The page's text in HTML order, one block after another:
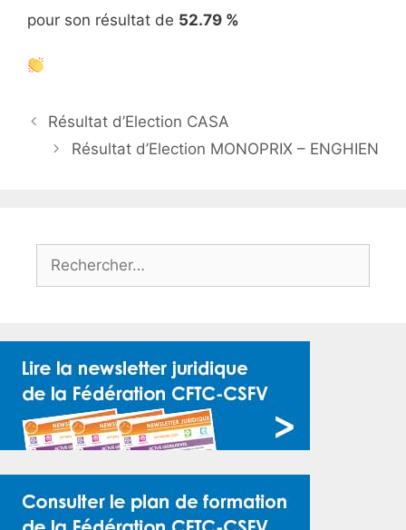
pour son résultat de 52.79 %
Résultat d’Election CASA
Résultat d’Election MONOPRIX – ENGHIEN